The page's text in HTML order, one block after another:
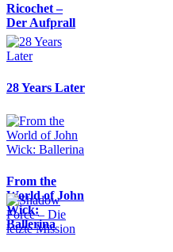
Ricochet –
Der Aufprall
28 Years Later
From the
World of John
Wick:
Ballerina